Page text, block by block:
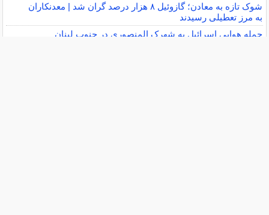
شوک تازه به معادن؛ گازوئیل ۸ هزار درصد گران شد | معدنکاران
به مرز تعطیلی رسیدند
حمله هوایی اسرائیل به شهرک المنصوری در جنوب لبنان